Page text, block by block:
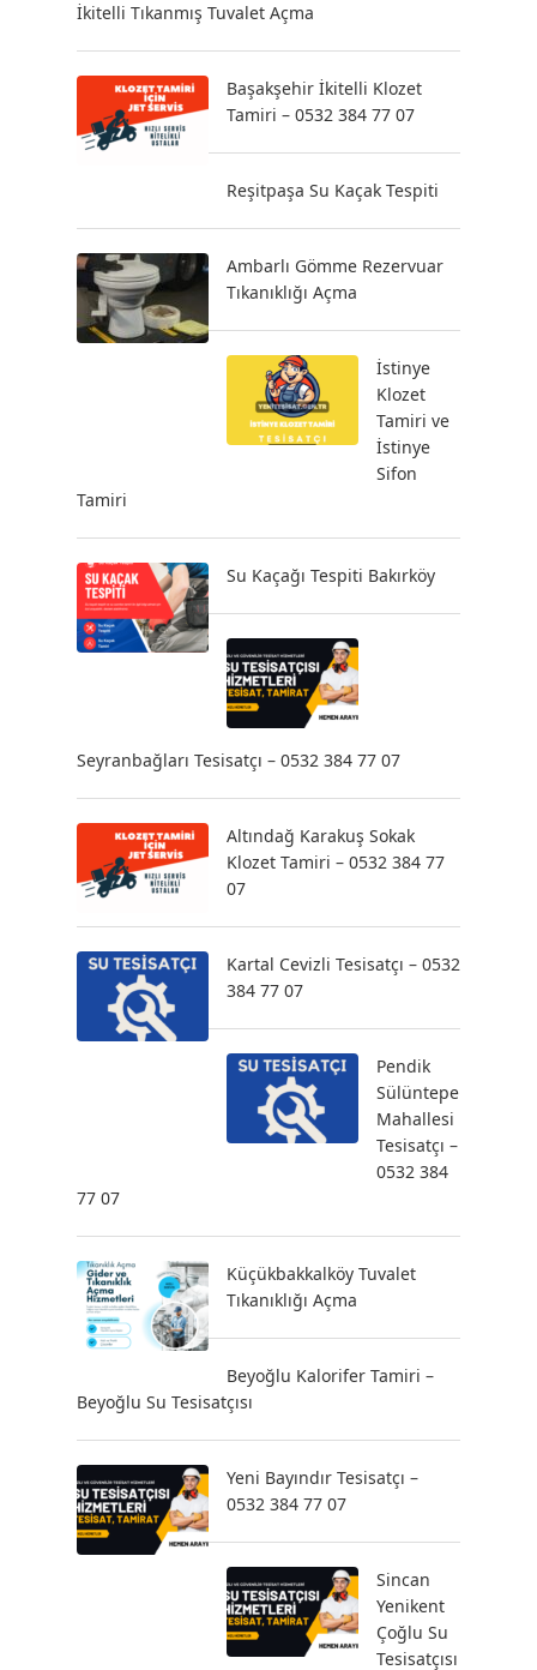
İkitelli Tıkanmış Tuvalet Açma
Başakşehir İkitelli Klozet
Tamiri – 0532 384 77 07
Reşitpaşa Su Kaçak Tespiti
Ambarlı Gömme Rezervuar
Tıkanıklığı Açma
İstinye
Klozet
Tamiri ve
İstinye
Sifon
Tamiri
Su Kaçağı Tespiti Bakırköy
Seyranbağları Tesisatçı – 0532 384 77 07
Altındağ Karakuş Sokak
Klozet Tamiri – 0532 384 77
07
Kartal Cevizli Tesisatçı – 0532
384 77 07
Pendik
Sülüntepe
Mahallesi
Tesisatçı –
0532 384
77 07
Küçükbakkalköy Tuvalet
Tıkanıklığı Açma
Beyoğlu Kalorifer Tamiri –
Beyoğlu Su Tesisatçısı
Yeni Bayındır Tesisatçı –
0532 384 77 07
Sincan
Yenikent
Çoğlu Su
Tesisatçısı